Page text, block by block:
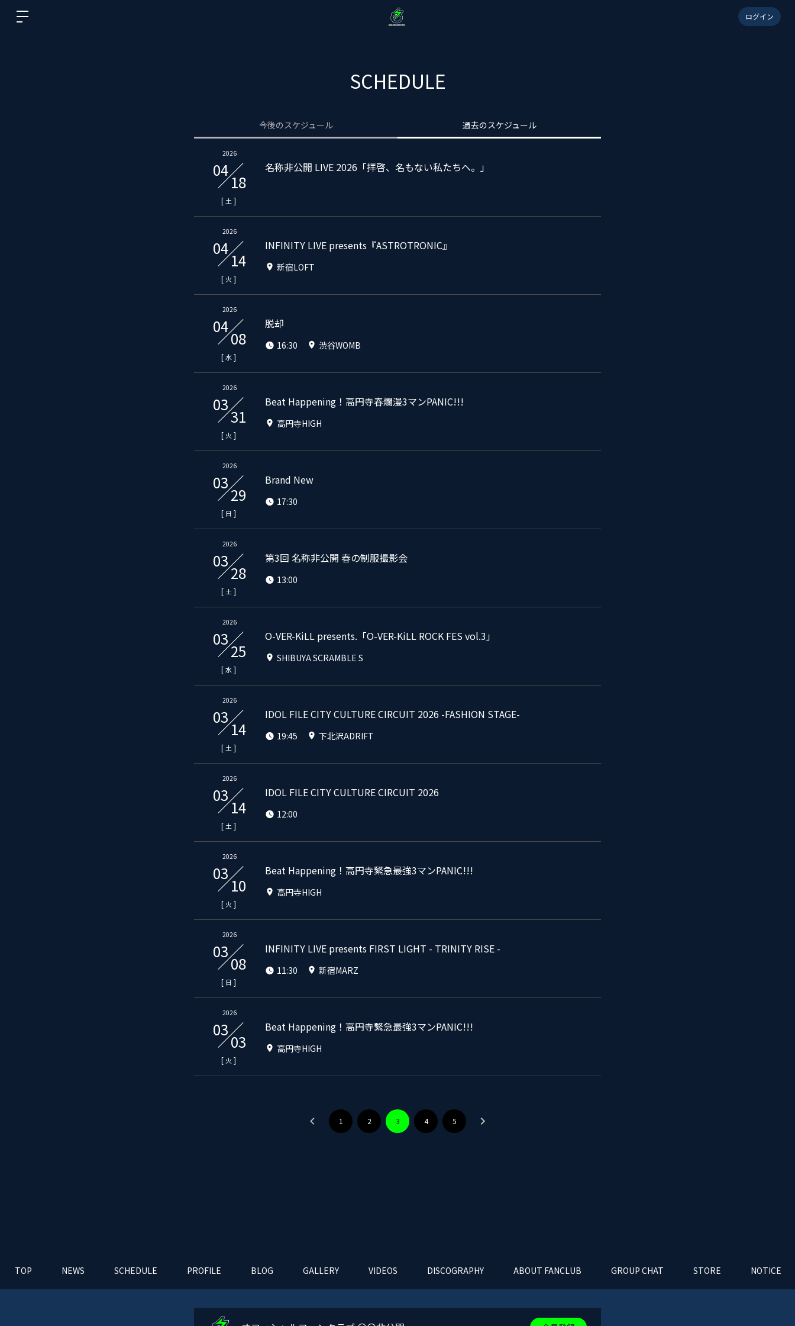
ログイン
SCHEDULE
今後のスケジュール 過去のスケジュール
2026
04
18
[ 土]
名称非公開 LIVE 2026「拝啓、名もない私たちへ。」
2026
04
14
[ 火]
INFINITY LIVE presents『ASTROTRONIC』
新宿LOFT
2026
04
08
[水]
脱却
16:30 渋谷WOMB
2026
03
31
[ 火]
Beat Happening！高円寺春爛漫3マンPANIC!!!
高円寺HIGH
2026
03
29
[ 日]
Brand New
17:30
2026
03
28
[ 土]
第3回 名称非公開 春の制服撮影会
13:00
2026
03
25
[水]
O-VER-KiLL presents.「O-VER-KiLL ROCK FES vol.3」
SHIBUYA SCRAMBLE S
2026
03
14
[ 土]
IDOL FILE CITY CULTURE CIRCUIT 2026 -FASHION STAGE-
19:45 下北沢ADRIFT
2026
03
14
[ 土]
IDOL FILE CITY CULTURE CIRCUIT 2026
12:00
2026
03
10
[ 火]
Beat Happening！高円寺緊急最強3マンPANIC!!!
高円寺HIGH
2026
03
08
[ 日]
INFINITY LIVE presents FIRST LIGHT - TRINITY RISE -
11:30 新宿MARZ
2026
03
03
[ 火]
Beat Happening！高円寺緊急最強3マンPANIC!!!
高円寺HIGH
1 2 3 4 5
TOP NEWS SCHEDULE PROFILE BLOG GALLERY VIDEOS DISCOGRAPHY ABOUT FANCLUB GROUP CHAT STORE NOTICE